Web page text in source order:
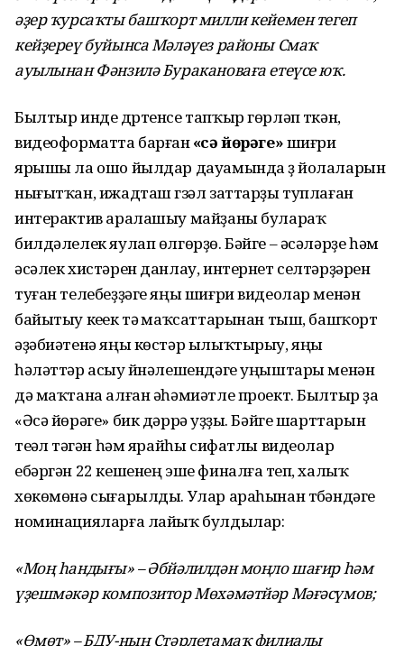
әҙер ҡурсаҡты башҡорт милли кейемен тегеп
кейҙереү буйынса Мәләүез районы Смаҡ
ауылынан Фәнзилә Буракановаға етеүсе юҡ.
Былтыр инде дүртенсе тапҡыр гөрләп үткән,
видеоформатта барған«Әсә йөрәге»шиғри
ярышы ла ошо йылдар дауамында үҙ йолаларын
нығытҡан, ижадташ гүзәл заттарҙы туплаған
интерактив аралашыу майҙаны булараҡ
билдәлелек яулап өлгөрҙө. Бәйге – әсәләрҙе һәм
әсәлек хистәрен данлау, интернет селтәрҙәрен
туған телебеҙҙәге яңы шиғри видеолар менән
байытыу кеүек тәү маҡсаттарынан тыш, башҡорт
әҙәбиәтенә яңы көстәр ылыҡтырыу, яңы
һәләттәр асыу йүнәлешендәге уңыштары менән
дә маҡтана алған әһәмиәтле проект. Былтыр ҙа
«Әсә йөрәге» бик дәррәү уҙҙы. Бәйге шарттарын
теүәл үтәгән һәм ярайһы сифатлы видеолар
ебәргән 22 кешенең эше финалға үтеп, халыҡ
хөкөмөнә сығарылды. Улар араһынан түбәндәге
номинацияларға лайыҡ булдылар:
«Моң һандығы» – Әбйәлилдән моңло шағир һәм
үҙешмәкәр композитор Мөхәмәтйәр Мәғәсүмов;
«Өмөт» – БДУ-ның Стәрлетамаҡ филиалы